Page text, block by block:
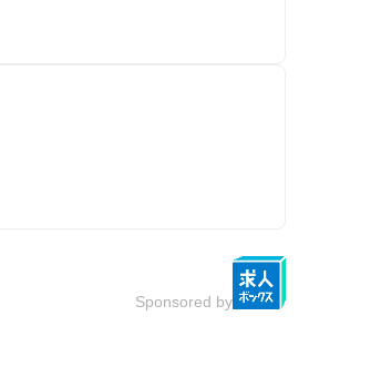
Sponsored by